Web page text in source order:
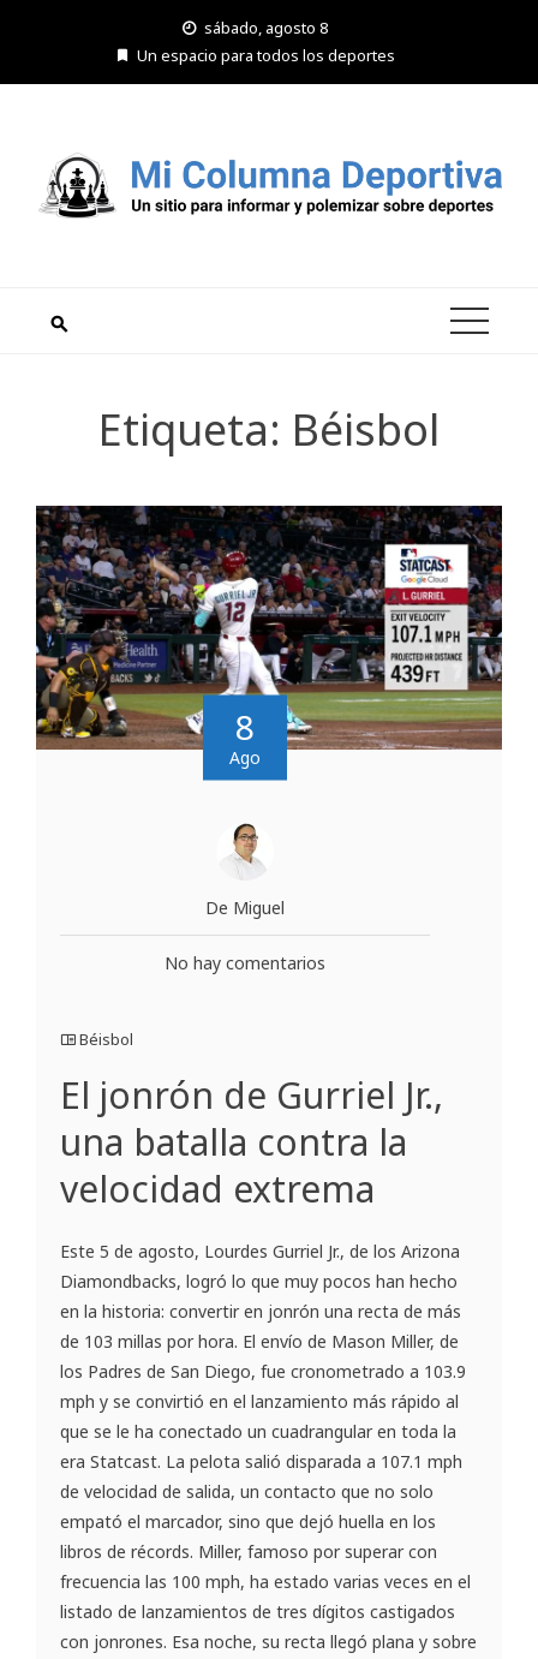
sábado, agosto 8
Un espacio para todos los deportes
Etiqueta: Béisbol
8
Ago
De Miguel
No hay comentarios
Béisbol
El jonrón de Gurriel Jr.,
una batalla contra la
velocidad extrema
Este 5 de agosto, Lourdes Gurriel Jr., de los Arizona
Diamondbacks, logró lo que muy pocos han hecho
en la historia: convertir en jonrón una recta de más
de 103 millas por hora. El envío de Mason Miller, de
los Padres de San Diego, fue cronometrado a 103.9
mph y se convirtió en el lanzamiento más rápido al
que se le ha conectado un cuadrangular en toda la
era Statcast. La pelota salió disparada a 107.1 mph
de velocidad de salida, un contacto que no solo
empató el marcador, sino que dejó huella en los
libros de récords. Miller, famoso por superar con
frecuencia las 100 mph, ha estado varias veces en el
listado de lanzamientos de tres dígitos castigados
con jonrones. Esa noche, su recta llegó plana y sobre